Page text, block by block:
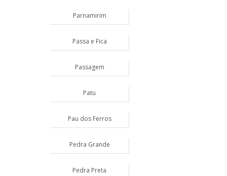
Parnamirim
Passa e Fica
Passagem
Patu
Pau dos Ferros
Pedra Grande
Pedra Preta